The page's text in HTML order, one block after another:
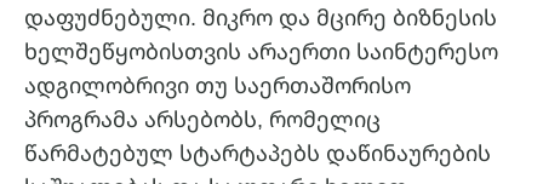
დაფუძნებული. მიკრო და მცირე ბიზნესის
ხელშეწყობისთვის არაერთი საინტერესო
ადგილობრივი თუ საერთაშორისო
პროგრამა არსებობს, რომელიც
წარმატებულ სტარტაპებს დაწინაურების